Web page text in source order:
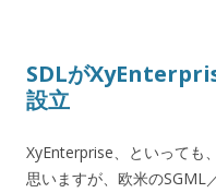
SDLが
設立
XyEnterprise、といっても
思いますが、欧米のSGML